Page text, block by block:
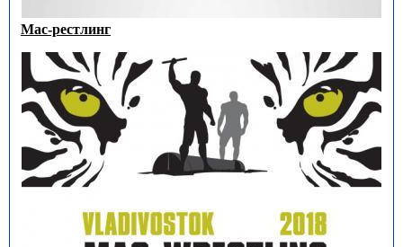
Мас-рестлинг